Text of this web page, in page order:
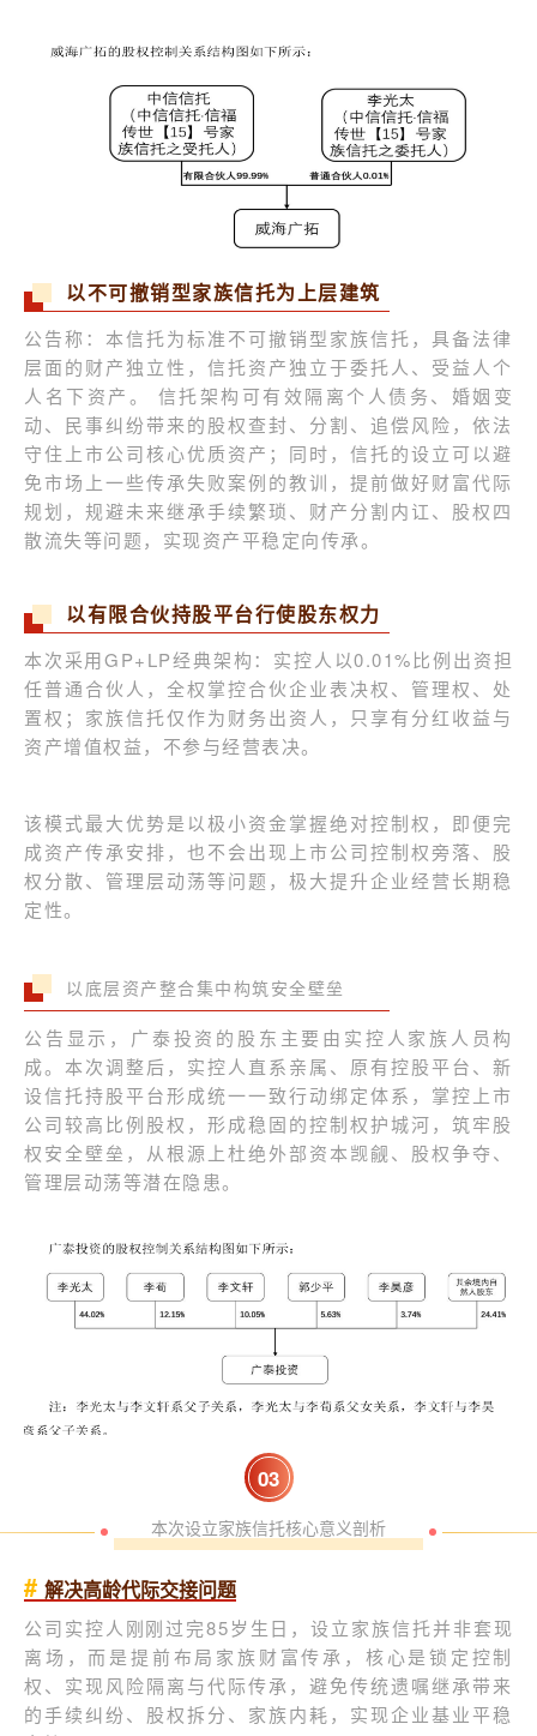
以不可撤销型家族信托为上层建筑
公告称：本信托为标准不可撤销型家族信托，具备法律
层面的财产独立性，信托资产独立于委托人、受益人个
人名下资产。 信托架构可有效隔离个人债务、婚姻变
动、民事纠纷带来的股权查封、分割、追偿风险，依法
守住上市公司核心优质资产；同时，信托的设立可以避
免市场上一些传承失败案例的教训，提前做好财富代际
规划，规避未来继承手续繁琐、财产分割内讧、股权四
散流失等问题，实现资产平稳定向传承。
以有限合伙持股平台行使股东权力
本次采用GP+LP经典架构：实控人以0.01%比例出资担
任普通合伙人，全权掌控合伙企业表决权、管理权、处
置权；家族信托仅作为财务出资人，只享有分红收益与
资产增值权益，不参与经营表决。
该模式最大优势是以极小资金掌握绝对控制权，即便完
成资产传承安排，也不会出现上市公司控制权旁落、股
权分散、管理层动荡等问题，极大提升企业经营长期稳
定性。
以底层资产整合集中构筑安全壁垒
公告显示，广泰投资的股东主要由实控人家族人员构
成。本次调整后，实控人直系亲属、原有控股平台、新
设信托持股平台形成统一一致行动绑定体系，掌控上市
公司较高比例股权，形成稳固的控制权护城河，筑牢股
权安全壁垒，从根源上杜绝外部资本觊觎、股权争夺、
管理层动荡等潜在隐患。
03
本次设立家族信托核心意义剖析
# 解决高龄代际交接问题
公司实控人刚刚过完85岁生日，设立家族信托并非套现
离场，而是提前布局家族财富传承，核心是锁定控制
权、实现风险隔离与代际传承，避免传统遗嘱继承带来
的手续纠纷、股权拆分、家族内耗，实现企业基业平稳